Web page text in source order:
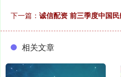
下一篇： 诚信配资 前三季度中国
相关文章